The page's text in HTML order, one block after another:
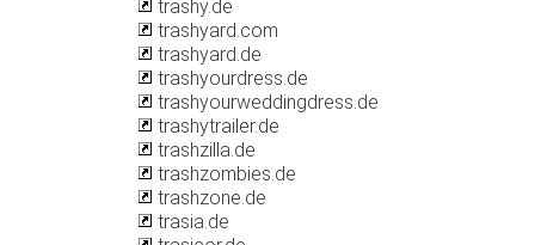
trashy.de
trashyard.com
trashyard.de
trashyourdress.de
trashyourweddingdress.de
trashytrailer.de
trashzilla.de
trashzombies.de
trashzone.de
trasia.de